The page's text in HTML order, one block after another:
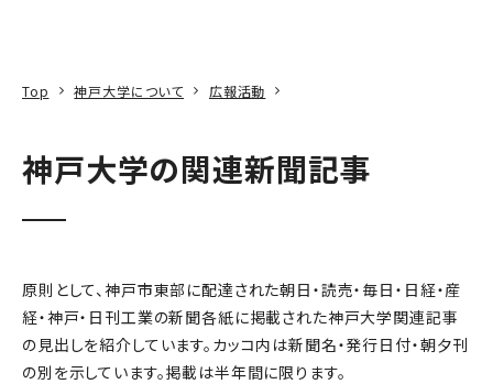
Top 神戸大学について 広報活動
神戸大学の関連新聞記事
原則として、神戸市東部に配達された朝日・読売・毎日・日経・産
経・神戸・日刊工業の新聞各紙に掲載された神戸大学関連記事
の見出しを紹介しています。カッコ内は新聞名・発行日付・朝夕刊
の別を示しています。掲載は半年間に限ります。